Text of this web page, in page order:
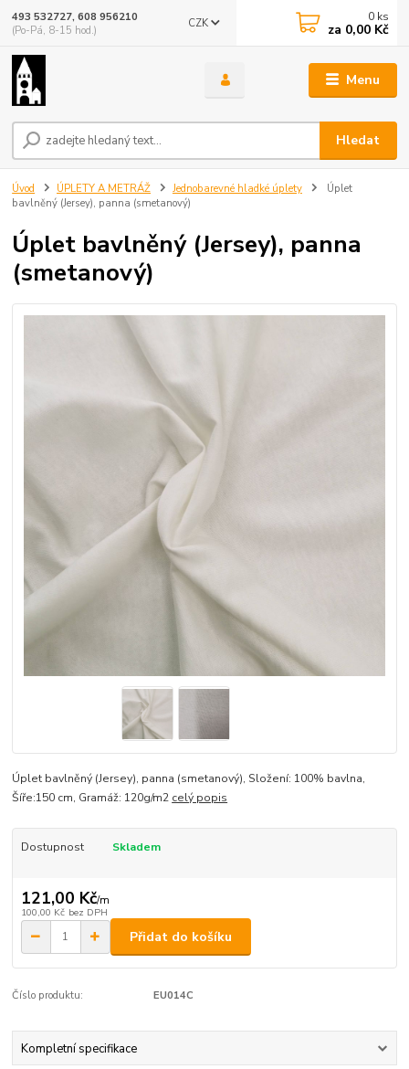
Menu
CZK
Hledat
493 532727, 608 956210
(Po-Pá, 8-15 hod.)
0 ks
za 0,00 Kč
Úvod ÚPLETY A METRÁŽ Jednobarevné hladké úplety
Úplet
bavlněný (Jersey), panna (smetanový)
Úplet bavlněný (Jersey), panna
(smetanový)
Úplet bavlněný (Jersey), panna (smetanový), Složení: 100% bavlna,
Šíře:150 cm, Gramáž: 120g/m2 celý popis
Dostupnost Skladem
121,00 Kč/m
100,00 Kč bez DPH
Přidat do košíku
Číslo produktu: EU014C
Kompletní specifikace